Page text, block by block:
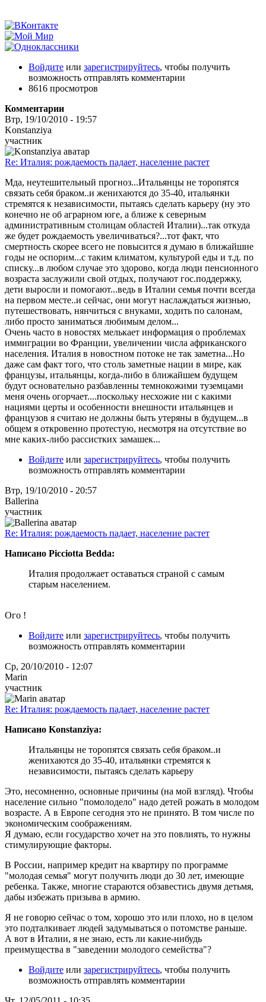
Войдите или зарегистрируйтесь, чтобы получить
возможность отправлять комментарии
8616 просмотров
Комментарии
Втр, 19/10/2010 - 19:57
Konstanziya
участник
Re: Италия: рождаемость падает, население растет
Мда, неутешительный прогноз...Итальянцы не торопятся
связать себя браком..и женихаются до 35-40, итальянки
стремятся к независимости, пытаясь сделать карьеру (ну это
конечно не об аграрном юге, а ближе к северным
административным столицам областей Италии)...так откуда
же будет рождаемость увеличиваться?...тот факт, что
смертность скорее всего не повысится я думаю в ближайшие
годы не оспорим...с таким климатом, культурой еды и т.д. по
списку...в любом случае это здорово, когда люди пенсионного
возраста заслужили свой отдых, получают гос.поддержку,
дети выросли и помогают...ведь в Италии семья почти всегда
на первом месте..и сейчас, они могут наслаждаться жизнью,
путешествовать, нянчиться с внуками, ходить по салонам,
либо просто заниматься любимым делом...
Очень часто в новостях мелькает информация о проблемах
иммиграции во Франции, увеличении числа африканского
населения. Италия в новостном потоке не так заметна...Но
даже сам факт того, что столь заметные нации в мире, как
французы, итальянцы, когда-либо в ближайшем будущем
будут основательно разбавленны темнокожими туземцами
меня очень огорчает....поскольку несхожие ни с какими
нациями церты и особенности внешности итальянцев и
французов я считаю не должны быть утеряны в будущем...в
общем я откровенно протестую, несмотря на отсутствие во
мне каких-либо рассистких замашек...
Войдите или зарегистрируйтесь, чтобы получить
возможность отправлять комментарии
Втр, 19/10/2010 - 20:57
Ballerina
участник
Re: Италия: рождаемость падает, население растет
Написано Picciotta Bedda:
Италия продолжает оставаться страной с самым
старым населением.
Ого !
Войдите или зарегистрируйтесь, чтобы получить
возможность отправлять комментарии
Ср, 20/10/2010 - 12:07
Marin
участник
Re: Италия: рождаемость падает, население растет
Написано Konstanziya:
Итальянцы не торопятся связать себя браком..и
женихаются до 35-40, итальянки стремятся к
независимости, пытаясь сделать карьеру
Это, несомненно, основные причины (на мой взгляд). Чтобы
население сильно "помолодело" надо детей рожать в молодом
возрасте. А в Европе сегодня это не принято. В том числе по
экономическим соображениям.
Я думаю, если государство хочет на это повлиять, то нужны
стимулирующие факторы.
В России, например кредит на квартиру по программе
"молодая семья" могут получить люди до 30 лет, имеющие
ребенка. Также, многие стараются обзавестись двумя детьмя,
дабы избежать призыва в армию.
Я не говорю сейчас о том, хорошо это или плохо, но в целом
это подталкивает людей задумываться о потомстве раньше.
А вот в Италии, я не знаю, есть ли какие-нибудь
преимущества в "заведении молодого семейства"?
Войдите или зарегистрируйтесь, чтобы получить
возможность отправлять комментарии